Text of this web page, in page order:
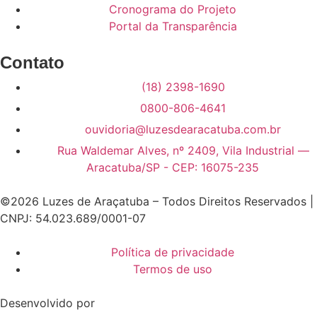
Cronograma do Projeto
Portal da Transparência
Contato
(18) 2398-1690
0800-806-4641
ouvidoria@luzesdearacatuba.com.br
Rua Waldemar Alves, nº 2409, Vila Industrial —
Aracatuba/SP - CEP: 16075-235
©2026 Luzes de Araçatuba – Todos Direitos Reservados |
CNPJ: 54.023.689/0001-07
Política de privacidade
Termos de uso
Desenvolvido por